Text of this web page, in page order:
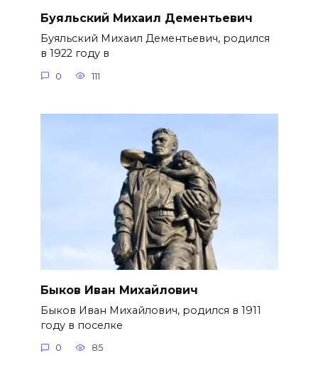
Буяльский Михаил Дементьевич
Буяльский Михаил Дементьевич, родился
в 1922 году в
0 111
Быков Иван Михайлович
Быков Иван Михайлович, родился в 1911
году в поселке
0 85